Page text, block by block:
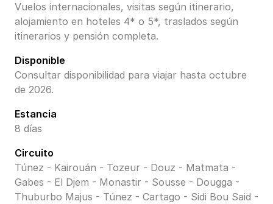
Vuelos internacionales, visitas según itinerario,
alojamiento en hoteles 4* o 5*, traslados según
itinerarios y pensión completa.
Disponible
Consultar disponibilidad para viajar hasta octubre
de 2026.
Estancia
8 días
Circuito
Túnez - Kairouán - Tozeur - Douz - Matmata -
Gabes - El Djem - Monastir - Sousse - Dougga -
Thuburbo Majus - Túnez - Cartago - Sidi Bou Said -